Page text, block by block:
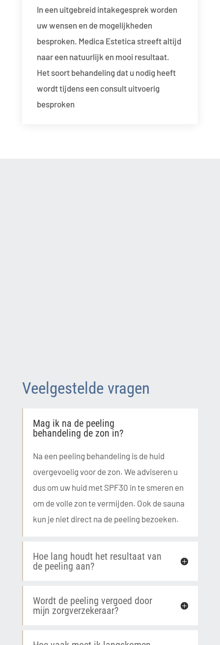
In een uitgebreid intakegesprek worden
uw wensen en de mogelijkheden
besproken. Medica Estetica streeft altijd
naar een natuurlijk en mooi resultaat.
Het soort behandeling dat u nodig heeft
wordt tijdens een consult uitvoerig
besproken
Veelgestelde vragen
Mag ik na de peeling
behandeling de zon in?
Na een peeling behandeling is de huid
overgevoelig voor de zon. We adviseren u
dus om uw huid met SPF30 in te smeren en
om de volle zon te vermijden. Ook de sauna
kun je niet direct na de peeling bezoeken.
Hoe lang houdt het resultaat van
de peeling aan?
Wordt de peeling vergoed door
mijn zorgverzekeraar?